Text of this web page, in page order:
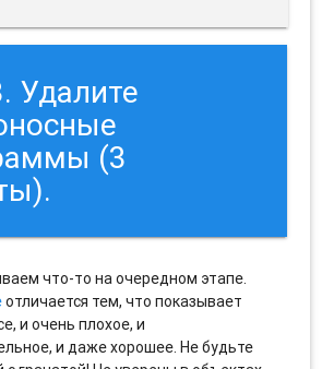
Удалите
(3
что-то на очередном этапе.
отличается тем, что показывает
и очень плохое, и
и даже хорошее. Не будьте